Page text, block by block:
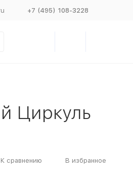
+7 (495) 108-3228
Циркуль
К сравнению В избранное